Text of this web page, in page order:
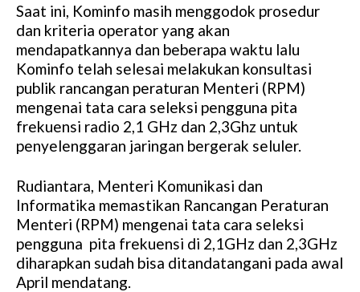
Saat ini, Kominfo masih menggodok prosedur
dan kriteria operator yang akan
mendapatkannya dan beberapa waktu lalu
Kominfo telah selesai melakukan konsultasi
publik rancangan peraturan Menteri (RPM)
mengenai tata cara seleksi pengguna pita
frekuensi radio 2,1 GHz dan 2,3Ghz untuk
penyelenggaran jaringan bergerak seluler.
Rudiantara, Menteri Komunikasi dan
Informatika memastikan Rancangan Peraturan
Menteri (RPM) mengenai tata cara seleksi
pengguna pita frekuensi di 2,1GHz dan 2,3GHz
diharapkan sudah bisa ditandatangani pada awal
April mendatang.